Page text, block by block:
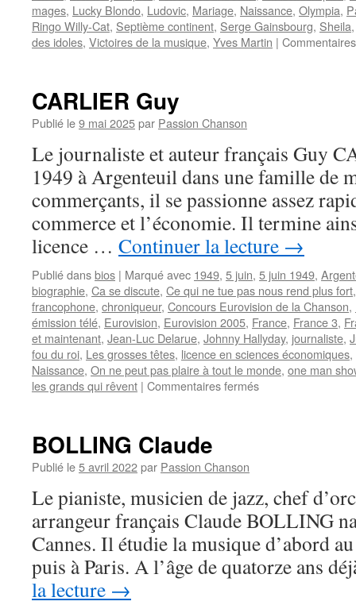
mages, Lucky Blondo, Ludovic, Mariage, Naissance, Olympia,
Ringo Willy-Cat, Septième continent, Serge Gainsbourg, Sheila
des idoles, Victoires de la musique, Yves Martin |
CARLIER Guy
Publié le9 mai 2025par Passion Chanson
Le journaliste et auteur français Guy
1949 à Argenteuil dans une famille de
commerçants, il se passionne assez
commerce et l’économie. Il termine
licence … Continuer la lecture →
Publié dansbios | Marqué avec 1949, 5 juin, 5 juin 1949,
biographie, Ca se discute, Ce qui ne tue pas nous rend plus fort
francophone, chroniqueur, Concours Eurovision de la Chanson,
émission télé, Eurovision, Eurovision 2005, France, France 3,
et maintenant, Jean-Luc Delarue, Johnny Hallyday, journaliste,
fou du roi, Les grosses têtes, licence en sciences économiques,
Naissance, On ne peut pas plaire à tout le monde, one man
les grands qui rêvent | Commentaires ferméssur
BOLLING Claude
Publié le5 avril 2022par Passion Chanson
Le pianiste, musicien de jazz, chef
arrangeur français Claude BOLLING
Cannes. Il étudie la musique d’abord
puis à Paris. A l’âge de quatorze ans
la lecture →